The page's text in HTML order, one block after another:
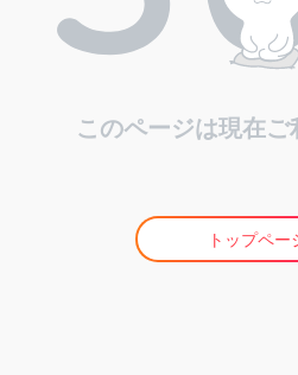
このページは現在